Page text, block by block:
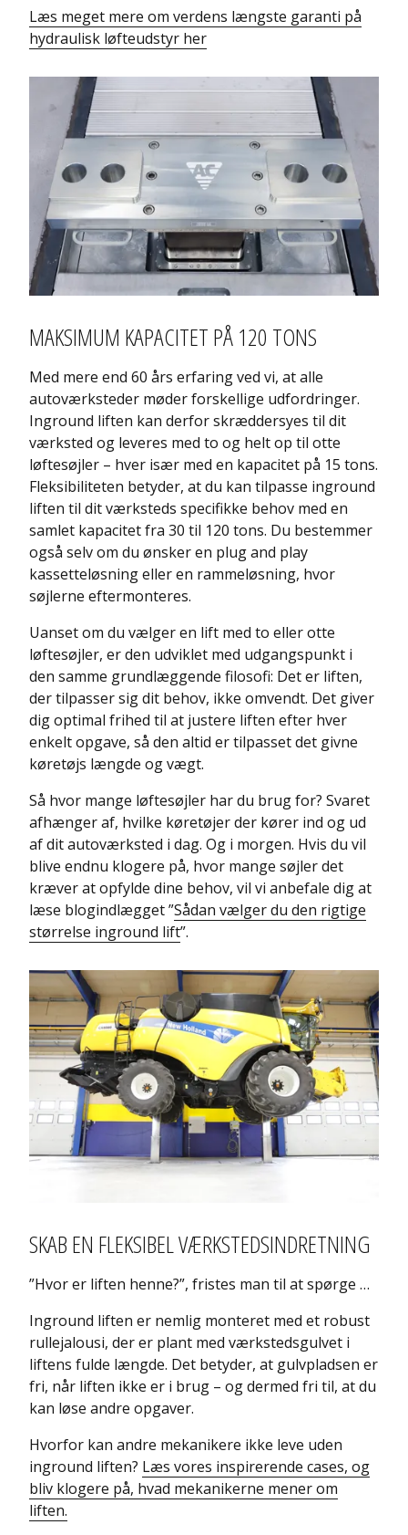
Læs meget mere om verdens længste garanti på
hydraulisk løfteudstyr her
MAKSIMUM KAPACITET PÅ 120 TONS
Med mere end 60 års erfaring ved vi, at alle
autoværksteder møder forskellige udfordringer.
Inground liften kan derfor skræddersyes til dit
værksted og leveres med to og helt op til otte
løftesøjler – hver især med en kapacitet på 15 tons.
Fleksibiliteten betyder, at du kan tilpasse inground
liften til dit værksteds specifikke behov med en
samlet kapacitet fra 30 til 120 tons. Du bestemmer
også selv om du ønsker en plug and play
kassetteløsning eller en rammeløsning, hvor
søjlerne eftermonteres.
Uanset om du vælger en lift med to eller otte
løftesøjler, er den udviklet med udgangspunkt i
den samme grundlæggende filosofi: Det er liften,
der tilpasser sig dit behov, ikke omvendt. Det giver
dig optimal frihed til at justere liften efter hver
enkelt opgave, så den altid er tilpasset det givne
køretøjs længde og vægt.
Så hvor mange løftesøjler har du brug for? Svaret
afhænger af, hvilke køretøjer der kører ind og ud
af dit autoværksted i dag. Og i morgen. Hvis du vil
blive endnu klogere på, hvor mange søjler det
kræver at opfylde dine behov, vil vi anbefale dig at
læse blogindlægget ”Sådan vælger du den rigtige
størrelse inground lift”.
SKAB EN FLEKSIBEL VÆRKSTEDSINDRETNING
”Hvor er liften henne?”, fristes man til at spørge …
Inground liften er nemlig monteret med et robust
rullejalousi, der er plant med værkstedsgulvet i
liftens fulde længde. Det betyder, at gulvpladsen er
fri, når liften ikke er i brug – og dermed fri til, at du
kan løse andre opgaver.
Hvorfor kan andre mekanikere ikke leve uden
inground liften? Læs vores inspirerende cases, og
bliv klogere på, hvad mekanikerne mener om
liften.